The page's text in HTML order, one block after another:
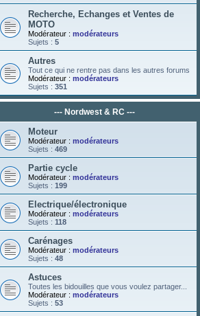
r
Recherche, Echanges et Ventes de
MOTO
Modérateur : modérateurs
Sujets : 5
Autres
Tout ce qui ne rentre pas dans les autres forums
Modérateur : modérateurs
Sujets : 351
--- Nordwest & RC ---
Moteur
Modérateur : modérateurs
Sujets : 469
Partie cycle
Modérateur : modérateurs
Sujets : 199
Electrique/électronique
Modérateur : modérateurs
Sujets : 118
Carénages
Modérateur : modérateurs
Sujets : 48
Astuces
Toutes les bidouilles que vous voulez partager...
Modérateur : modérateurs
Sujets : 53